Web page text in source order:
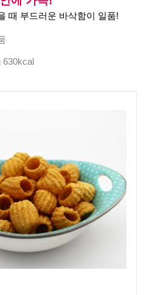
때 부드러운 바삭함이 일품!
630kcal